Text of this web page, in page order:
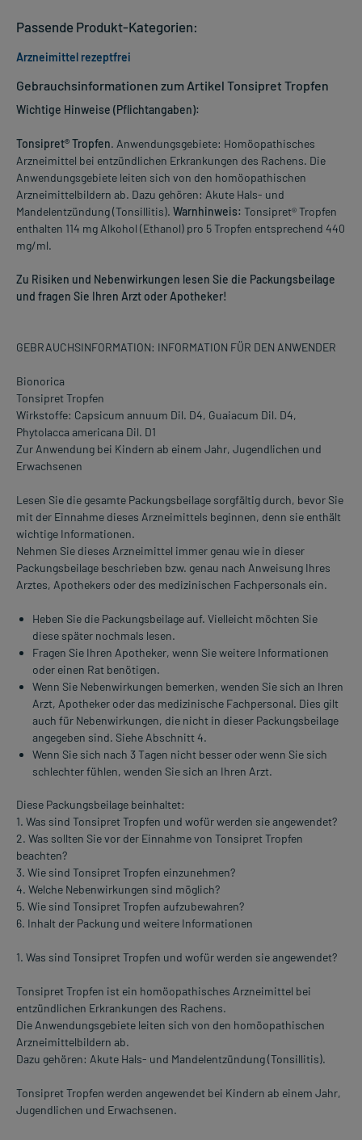
Gebrauchsinformationen zum Artikel Tonsipret Tropfen
Wichtige Hinweise (Pflichtangaben):
Tonsipret® Tropfen. Anwendungsgebiete: Homöopathisches
Arzneimittel bei entzündlichen Erkrankungen des Rachens. Die
Anwendungsgebiete leiten sich von den homöopathischen
Arzneimittelbildern ab. Dazu gehören: Akute Hals- und
Mandelentzündung (Tonsillitis). Warnhinweis: Tonsipret® Tropfen
enthalten 114 mg Alkohol (Ethanol) pro 5 Tropfen entsprechend 440
mg/ml.
Zu Risiken und Nebenwirkungen lesen Sie die Packungsbeilage
und fragen Sie Ihren Arzt oder Apotheker!
GEBRAUCHSINFORMATION: INFORMATION FÜR DEN ANWENDER
Bionorica
Tonsipret Tropfen
Wirkstoffe: Capsicum annuum Dil. D4, Guaiacum Dil. D4,
Phytolacca americana Dil. D1
Zur Anwendung bei Kindern ab einem Jahr, Jugendlichen und
Erwachsenen
Lesen Sie die gesamte Packungsbeilage sorgfältig durch, bevor Sie
mit der Einnahme dieses Arzneimittels beginnen, denn sie enthält
wichtige Informationen.
Nehmen Sie dieses Arzneimittel immer genau wie in dieser
Packungsbeilage beschrieben bzw. genau nach Anweisung Ihres
Arztes, Apothekers oder des medizinischen Fachpersonals ein.
Heben Sie die Packungsbeilage auf. Vielleicht möchten Sie
diese später nochmals lesen.
Fragen Sie Ihren Apotheker, wenn Sie weitere Informationen
oder einen Rat benötigen.
Wenn Sie Nebenwirkungen bemerken, wenden Sie sich an Ihren
Arzt, Apotheker oder das medizinische Fachpersonal. Dies gilt
auch für Nebenwirkungen, die nicht in dieser Packungsbeilage
angegeben sind. Siehe Abschnitt 4.
Wenn Sie sich nach 3 Tagen nicht besser oder wenn Sie sich
schlechter fühlen, wenden Sie sich an Ihren Arzt.
Diese Packungsbeilage beinhaltet:
1. Was sind Tonsipret Tropfen und wofür werden sie angewendet?
2. Was sollten Sie vor der Einnahme von Tonsipret Tropfen
beachten?
3. Wie sind Tonsipret Tropfen einzunehmen?
4. Welche Nebenwirkungen sind möglich?
5. Wie sind Tonsipret Tropfen aufzubewahren?
6. Inhalt der Packung und weitere Informationen
1. Was sind Tonsipret Tropfen und wofür werden sie angewendet?
Tonsipret Tropfen ist ein homöopathisches Arzneimittel bei
entzündlichen Erkrankungen des Rachens.
Die Anwendungsgebiete leiten sich von den homöopathischen
Arzneimittelbildern ab.
Dazu gehören: Akute Hals- und Mandelentzündung (Tonsillitis).
Tonsipret Tropfen werden angewendet bei Kindern ab einem Jahr,
Jugendlichen und Erwachsenen.
Passende Produkt-Kategorien:
Arzneimittel rezeptfrei